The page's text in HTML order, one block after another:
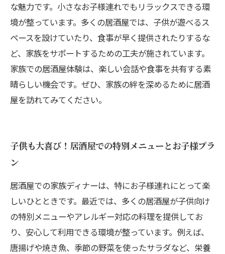
な魅力です。小さなお子様連れでもリラックスできる環
境が整っています。多くの居酒屋では、子供が遊べるス
ペースを設けていたり、食事が早く提供されたりするな
ど、家族をサポートするための工夫が施されています。
家族での居酒屋体験は、楽しい会話や食事を共有する素
晴らしい機会です。ぜひ、家族の絆を深めるために居酒
屋を訪れてみてください。
子供も大喜び！居酒屋での特別メニューとお子様プラ
ン
居酒屋での家族ディナーは、特にお子様連れにとって楽
しいひとときです。最近では、多くの居酒屋が子供向け
の特別メニューやアレルギー対応の料理を提供してお
り、安心して利用できる環境が整っています。例えば、
唐揚げや焼き魚、季節の野菜を使ったサラダなど、栄養